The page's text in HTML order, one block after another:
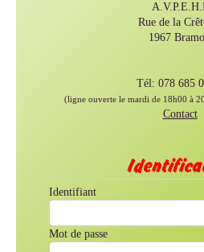
Rue de la
1967
Tél: 078 685
(ligne ouverte le mardi de 18h00 à
Contact
Identifiant
Mot de passe